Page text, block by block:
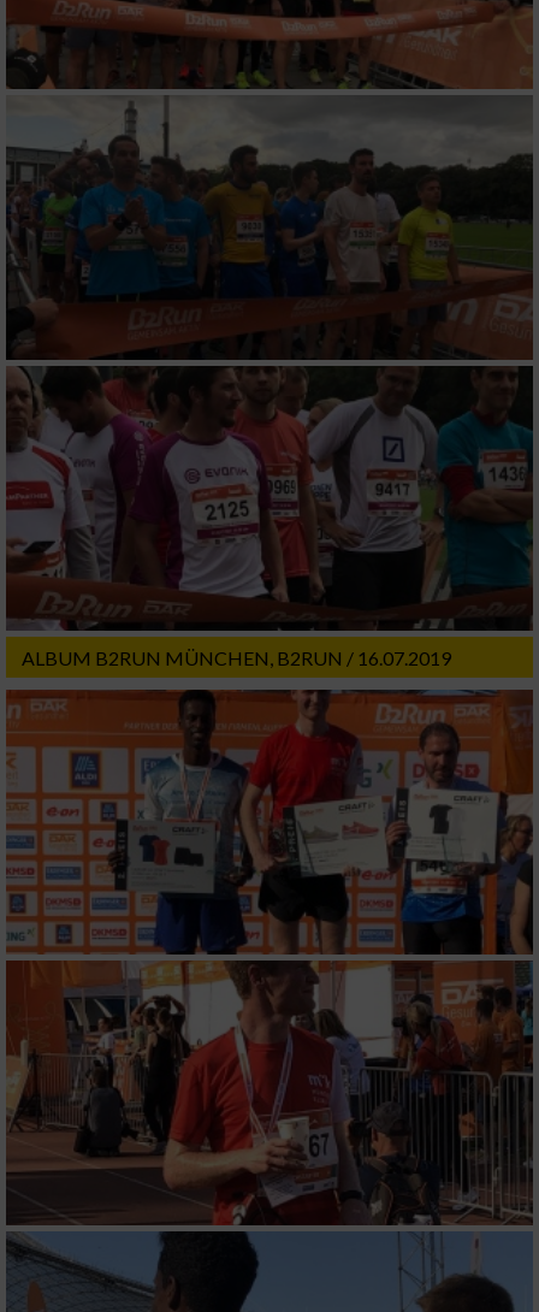
ALBUM B2RUN MÜNCHEN, B2RUN / 16.07.2019
Messung der Performance von Inhalten
Analyse von Zielgruppen durch Statistiken
oder Kombinationen von Daten aus
verschiedenen Quellen
Entwicklung und Verbesserung der Angebote
Verwendung reduzierter Daten zur Auswahl
von Inhalten
Verwendung genauer Standortdaten
Geräte anhand von aktiv angeforderten
Informationen identifizieren
Nicht-IAB-Verarbeitungszwecke:
Notwendig
Performance
Funktional
Werbung